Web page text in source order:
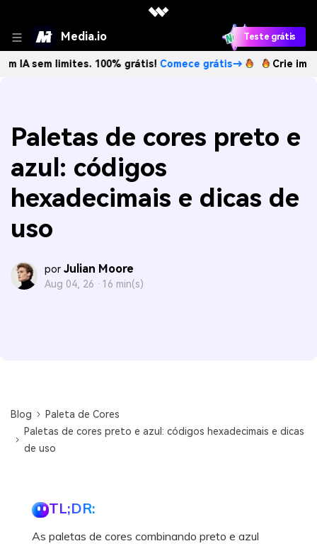
Media.io Teste grátis
limites. 100% grátis!Comece grátis→ Crie imagens com
Paletas de cores preto e
azul: códigos
hexadecimais e dicas de
uso
por Julian Moore
Aug 04, 26 · 16 min(s)
Blog
Paleta de Cores
Paletas de cores preto e azul: códigos hexadecimais e dicas
de uso
TL;DR:
As paletas de cores combinando preto e azul